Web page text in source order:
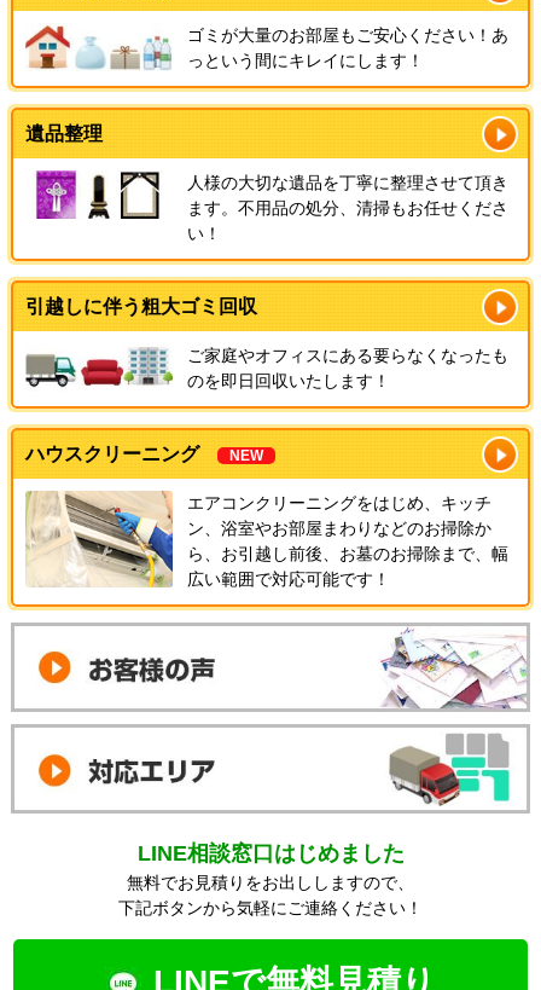
ゴミが大量のお部屋もご安心ください！あ
っという間にキレイにします！
遺品整理
人様の大切な遺品を丁寧に整理させて頂き
ます。不用品の処分、清掃もお任せくださ
い！
引越しに伴う粗大ゴミ回収
ご家庭やオフィスにある要らなくなったも
のを即日回収いたします！
ハウスクリーニング NEW
エアコンクリーニングをはじめ、キッチ
ン、浴室やお部屋まわりなどのお掃除か
ら、お引越し前後、お墓のお掃除まで、幅
広い範囲で対応可能です！
LINE相談窓口はじめました
無料でお見積りをお出ししますので、
下記ボタンから気軽にご連絡ください！
LINEで無料見積り